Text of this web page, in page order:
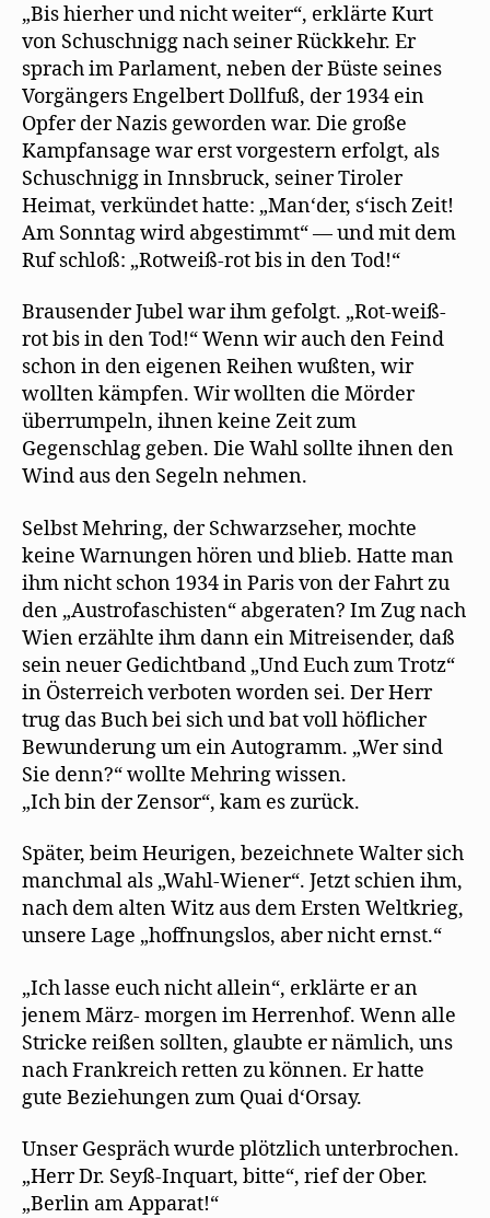
„Bis hierher und nicht weiter“, erklärte Kurt
von Schuschnigg nach seiner Rückkehr. Er
sprach im Parlament, neben der Büste seines
Vorgängers Engelbert Dollfuß, der 1934 ein
Opfer der Nazis geworden war. Die große
Kampfansage war erst vorgestern erfolgt, als
Schuschnigg in Innsbruck, seiner Tiroler
Heimat, verkündet hatte: „Man‘der, s‘isch Zeit!
Am Sonntag wird abgestimmt“ — und mit dem
Ruf schloß: „Rotweiß-rot bis in den Tod!“
Brausender Jubel war ihm gefolgt. „Rot-weiß-
rot bis in den Tod!“ Wenn wir auch den Feind
schon in den eigenen Reihen wußten, wir
wollten kämpfen. Wir wollten die Mörder
überrumpeln, ihnen keine Zeit zum
Gegenschlag geben. Die Wahl sollte ihnen den
Wind aus den Segeln nehmen.
Selbst Mehring, der Schwarzseher, mochte
keine Warnungen hören und blieb. Hatte man
ihm nicht schon 1934 in Paris von der Fahrt zu
den „Austrofaschisten“ abgeraten? Im Zug nach
Wien erzählte ihm dann ein Mitreisender, daß
sein neuer Gedichtband „Und Euch zum Trotz“
in Österreich verboten worden sei. Der Herr
trug das Buch bei sich und bat voll höflicher
Bewunderung um ein Autogramm. „Wer sind
Sie denn?“ wollte Mehring wissen.
„Ich bin der Zensor“, kam es zurück.
Später, beim Heurigen, bezeichnete Walter sich
manchmal als „Wahl-Wiener“. Jetzt schien ihm,
nach dem alten Witz aus dem Ersten Weltkrieg,
unsere Lage „hoffnungslos, aber nicht ernst.“
„Ich lasse euch nicht allein“, erklärte er an
jenem März- morgen im Herrenhof. Wenn alle
Stricke reißen sollten, glaubte er nämlich, uns
nach Frankreich retten zu können. Er hatte
gute Beziehungen zum Quai d‘Orsay.
Unser Gespräch wurde plötzlich unterbrochen.
„Herr Dr. Seyß-Inquart, bitte“, rief der Ober.
„Berlin am Apparat!“